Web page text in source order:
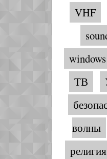
VHF
windows
ТВ
волны
религия